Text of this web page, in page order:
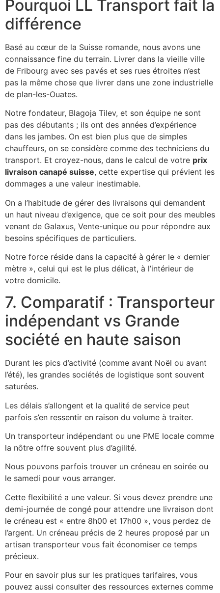
Pourquoi LL Transport fait la
différence
Basé au cœur de la Suisse romande, nous avons une
connaissance fine du terrain. Livrer dans la vieille ville
de Fribourg avec ses pavés et ses rues étroites n’est
pas la même chose que livrer dans une zone industrielle
de plan-les-Ouates.
Notre fondateur, Blagoja Tilev, et son équipe ne sont
pas des débutants ; ils ont des années d’expérience
dans les jambes. On est bien plus que de simples
chauffeurs, on se considère comme des techniciens du
transport. Et croyez-nous, dans le calcul de votre prix
livraison canapé suisse, cette expertise qui prévient les
dommages a une valeur inestimable.
On a l’habitude de gérer des livraisons qui demandent
un haut niveau d’exigence, que ce soit pour des meubles
venant de Galaxus, Vente-unique ou pour répondre aux
besoins spécifiques de particuliers.
Notre force réside dans la capacité à gérer le « dernier
mètre », celui qui est le plus délicat, à l’intérieur de
votre domicile.
7. Comparatif : Transporteur
indépendant vs Grande
société en haute saison
Durant les pics d’activité (comme avant Noël ou avant
l’été), les grandes sociétés de logistique sont souvent
saturées.
Les délais s’allongent et la qualité de service peut
parfois s’en ressentir en raison du volume à traiter.
Un transporteur indépendant ou une PME locale comme
la nôtre offre souvent plus d’agilité.
Nous pouvons parfois trouver un créneau en soirée ou
le samedi pour vous arranger.
Cette flexibilité a une valeur. Si vous devez prendre une
demi-journée de congé pour attendre une livraison dont
le créneau est « entre 8h00 et 17h00 », vous perdez de
l’argent. Un créneau précis de 2 heures proposé par un
artisan transporteur vous fait économiser ce temps
précieux.
Pour en savoir plus sur les pratiques tarifaires, vous
pouvez aussi consulter des ressources externes comme